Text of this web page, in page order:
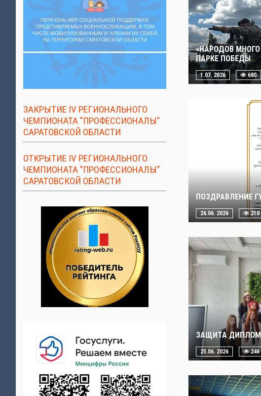
ЗАКРЫТИЕ IV РЕГИОНАЛЬНОГО
ЧЕМПИОНАТА "ПРОФЕССИОНАЛЫ"
САРАТОВСКОЙ ОБЛАСТИ
ОТКРЫТИЕ IV РЕГИОНАЛЬНОГО
ЧЕМПИОНАТА "ПРОФЕССИОНАЛЫ"
САРАТОВСКОЙ ОБЛАСТИ
«НАРОДОВ
ПАРКЕ ПОБЕДЫ
1.07. 2026 680
ПОЗДРАВЛЕНИЕ
26.06. 2026 210
ЗАЩИТА
25.06. 2026 246